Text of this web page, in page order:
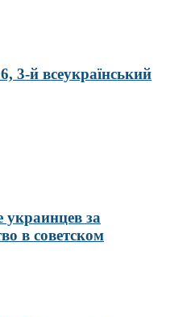
й всеукраїнський
украинцев за
в советском